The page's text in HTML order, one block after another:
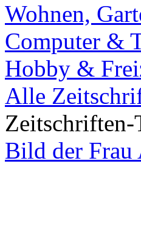
Wohnen,
Computer &
Hobby &
Alle
Zeitschriften-
Bild der Frau